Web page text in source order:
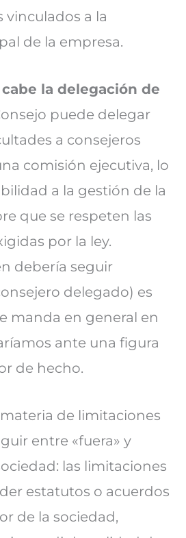
vinculados a la
de la empresa.
la delegación de
puede delegar
a consejeros
comisión ejecutiva, lo
a la gestión de la
que se respeten las
por la ley.
debería seguir
delegado) es
manda en general en
ante una figura
de hecho.
de limitaciones
entre «fuera» y
las limitaciones
estatutos o acuerdos
de la sociedad,